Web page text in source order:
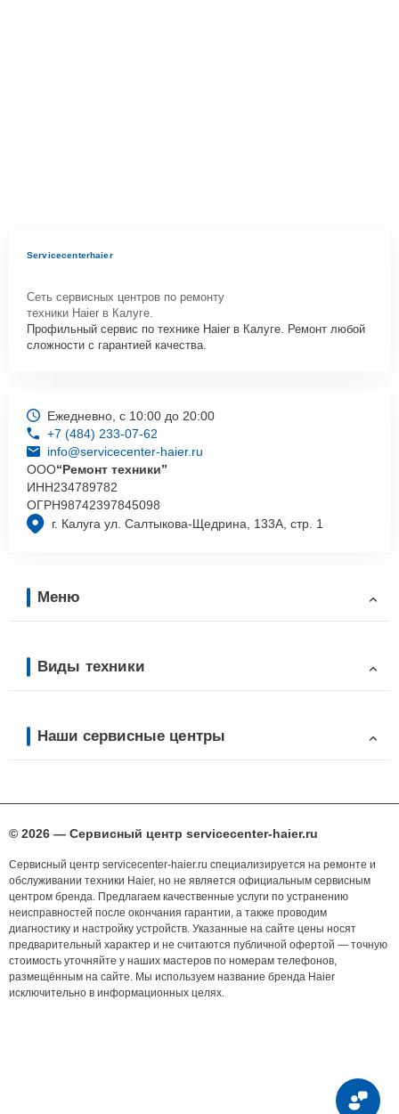
Servicecenterhaier
Сеть сервисных центров по ремонту
техники Haier в Калуге.
Профильный сервис по технике Haier в Калуге. Ремонт любой
сложности с гарантией качества.
г. Калуга ул. Салтыкова-Щедрина, 133А, стр. 1
Ежедневно, с 10:00 до 20:00
+7 (484) 233-07-62
info@servicecenter-haier.ru
ООО“Ремонт техники”
ИНН234789782
ОГРН98742397845098
Меню
Виды техники
Наши сервисные центры
© 2026 — Сервисный центр servicecenter-haier.ru
Сервисный центр servicecenter-haier.ru специализируется на ремонте и
обслуживании техники Haier, но не является официальным сервисным
центром бренда. Предлагаем качественные услуги по устранению
неисправностей после окончания гарантии, а также проводим
диагностику и настройку устройств. Указанные на сайте цены носят
предварительный характер и не считаются публичной офертой — точную
стоимость уточняйте у наших мастеров по номерам телефонов,
размещённым на сайте. Мы используем название бренда Haier
исключительно в информационных целях.